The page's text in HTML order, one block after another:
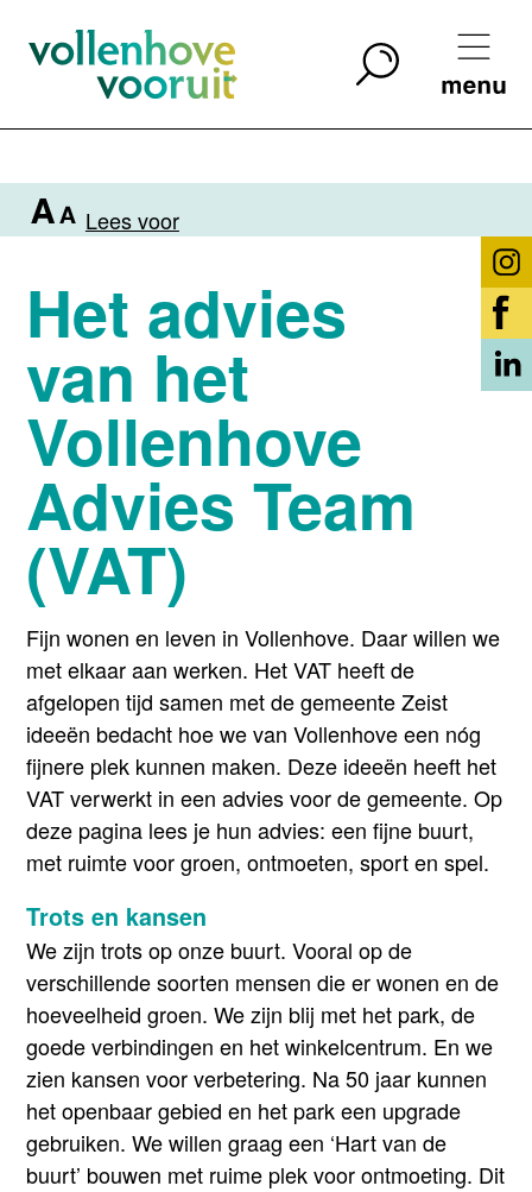
Lees voor
Het advies
van het
Vollenhove
Advies Team
(VAT)
Fijn wonen en leven in Vollenhove. Daar willen we
met elkaar aan werken. Het VAT heeft de
afgelopen tijd samen met de gemeente Zeist
ideeën bedacht hoe we van Vollenhove een nóg
fijnere plek kunnen maken. Deze ideeën heeft het
VAT verwerkt in een advies voor de gemeente. Op
deze pagina lees je hun advies: een fijne buurt,
met ruimte voor groen, ontmoeten, sport en spel.
Trots en kansen
We zijn trots op onze buurt. Vooral op de
verschillende soorten mensen die er wonen en de
hoeveelheid groen. We zijn blij met het park, de
goede verbindingen en het winkelcentrum. En we
zien kansen voor verbetering. Na 50 jaar kunnen
het openbaar gebied en het park een upgrade
gebruiken. We willen graag een ‘Hart van de
buurt’ bouwen met ruime plek voor ontmoeting. Dit